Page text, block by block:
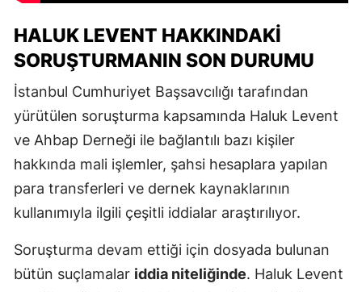
HALUK LEVENT HAKKINDAKI
SORUŞTURMANIN SON DURUMU
İstanbul Cumhuriyet Başsavcılığı tarafından
yürütülen soruşturma kapsamında Haluk Levent
ve Ahbap Derneği ile bağlantılı bazı kişiler
hakkında mali işlemler, şahsi hesaplara yapılan
para transferleri ve dernek kaynaklarının
kullanımıyla ilgili çeşitli iddialar araştırılıyor.
Soruşturma devam ettiği için dosyada bulunan
bütün suçlamalar iddia niteliğinde. Haluk Levent